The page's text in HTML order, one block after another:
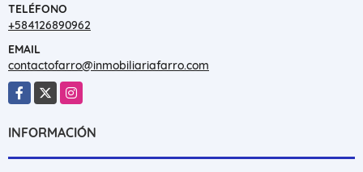
TELÉFONO
+584126890962
EMAIL
contactofarro@inmobiliariafarro.com
Facebook
X Instagram
INFORMACIÓN